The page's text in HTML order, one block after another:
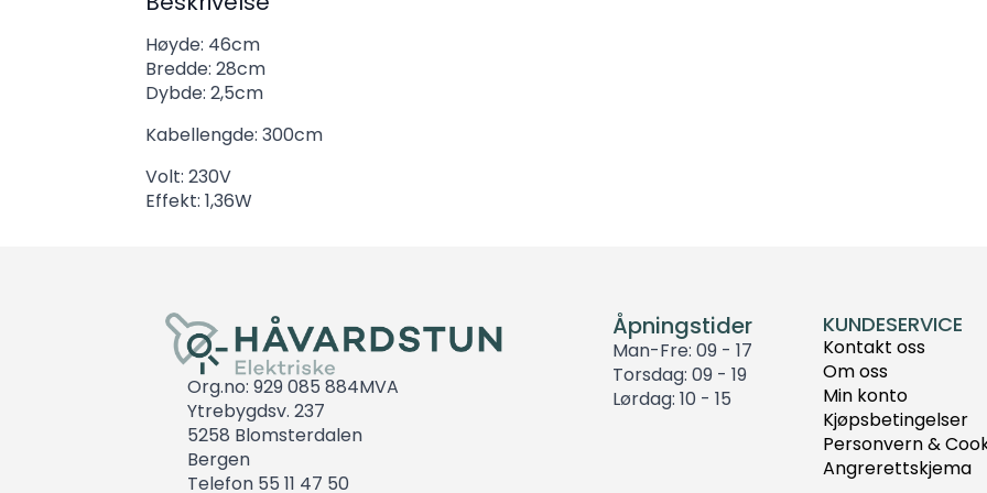
Høyde: 46cm
Bredde: 28cm
Dybde: 2,5cm
Kabellengde: 300cm
Volt: 230V
Effekt: 1,36W
Org.no: 929 085 884MVA
Ytrebygdsv. 237
5258 Blomsterdalen
Bergen
Telefon 55 11 47 50
Åpningstider
Man-Fre: 09 - 17
Torsdag: 09 - 19
Lørdag: 10 - 15
KUNDESERVICE
Kontakt oss
Om oss
Min konto
Kjøpsbetingelser
Personvern &
Angrerettskjema